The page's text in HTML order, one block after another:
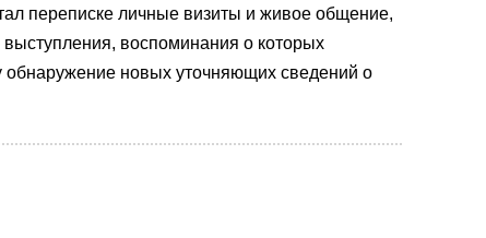
переписке личные визиты и живое общение,
воспоминания о которых
новых уточняющих сведений о